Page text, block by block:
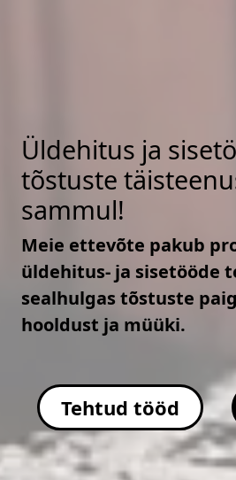
Üldehitus ja
tõstuste
sammul!
Meie ettevõte pakub
üldehitus- ja sisetööde
sealhulgas tõstuste
hooldust ja müüki.
Tehtud tööd